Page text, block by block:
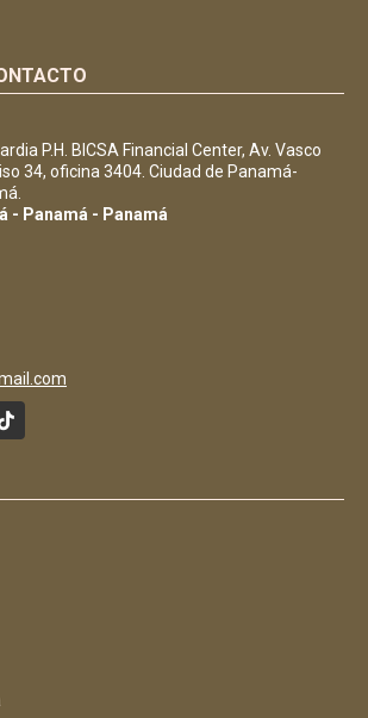
P.H. BICSA Financial Center, Av. Vasco
34, oficina 3404. Ciudad de Panamá-
- Panamá - Panamá